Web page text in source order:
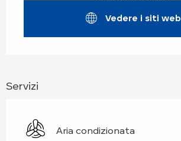
Vedere i siti web
Servizi
Aria condizionata